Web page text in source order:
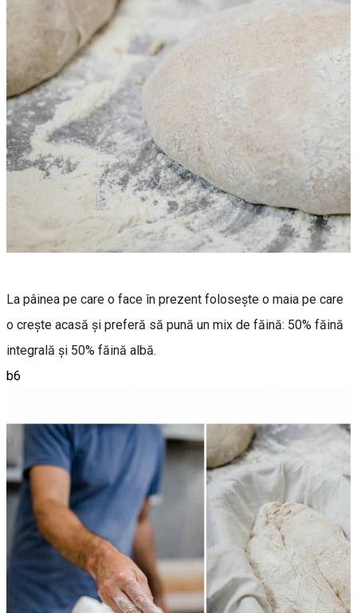
La pâinea pe care o face în prezent folosește o maia pe care
o crește acasă și preferă să pună un mix de făină: 50% făină
integrală și 50% făină albă.
b6